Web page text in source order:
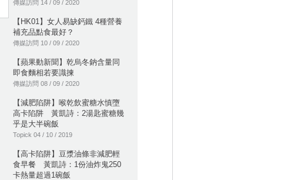
傳媒訪問 14 / 09 / 2020
【HK01】女人易缺鈣鐵 4種營養
補充品點食最好？
傳媒訪問 10 / 09 / 2020
【蘋果動新聞】乾烏冬鈉含量同
即食麵相若要識揀
傳媒訪問 08 / 09 / 2020
【減肥陷阱】喉乾飲蜜糖水慎墮
高卡陷阱 黃凱詩：2湯匙蜜糖幾
乎是大半碗飯
Topick 04 / 10 / 2019
【高卡陷阱】豆漿油條非減肥輕
食早餐 黃凱詩：1份油炸鬼250
卡熱量超過1碗飯